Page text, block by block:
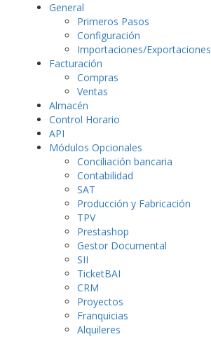
General
Primeros Pasos
Configuración
Importaciones/Exportaciones
Facturación
Compras
Ventas
Almacén
Control Horario
API
Módulos Opcionales
Conciliación bancaria
Contabilidad
SAT
Producción y Fabricación
TPV
Prestashop
Gestor Documental
SII
TicketBAI
CRM
Proyectos
Franquicias
Alquileres